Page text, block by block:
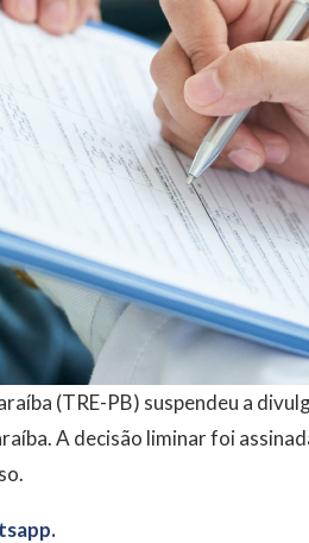
(TRE-PB) suspendeu a
A decisão liminar foi